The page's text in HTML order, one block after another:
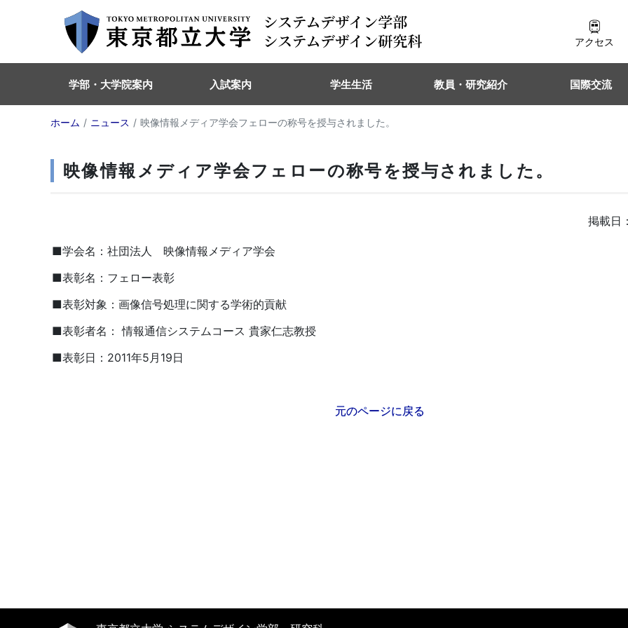
アクセス
学部・大学院案内 入試案内 学生生活 教員・研究紹介 国際交流
ホーム ニュース 映像情報メディア学会フェローの称号を授与されました。
映像情報メディア学会フェローの称号を授与されました。
掲載日
■学会名：社団法人 映像情報メディア学会
■表彰名：フェロー表彰
■表彰対象：画像信号処理に関する学術的貢献
■表彰者名： 情報通信システムコース 貴家仁志教授
■表彰日：2011年5月19日
元のページに戻る